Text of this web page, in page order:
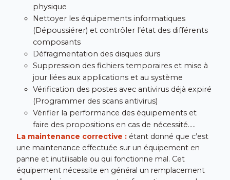
physique
Nettoyer les équipements informatiques
(Dépoussiérer) et contrôler l’état des différents
composants
Défragmentation des disques durs
Suppression des fichiers temporaires et mise à
jour liées aux applications et au système
Vérification des postes avec antivirus déjà expiré
(Programmer des scans antivirus)
Vérifier la performance des équipements et
faire des propositions en cas de nécessité.….
La maintenance corrective : étant donné que c’est
une maintenance effectuée sur un équipement en
panne et inutilisable ou qui fonctionne mal. Cet
équipement nécessite en général un remplacement